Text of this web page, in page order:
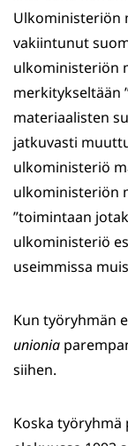
Ulkoministeriön
vakiintunut
ulkoministeriön
merkitykseltään
materiaalisten
jatkuvasti
ulkoministeriö
ulkoministeriön
”toimintaan
ulkoministeriö
useimmissa
Kun työryhmän
unionia
siihen.
Koska työryhmä